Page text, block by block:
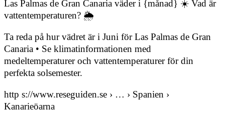
Las Palmas de Gran Canaria väder i {månad} ☀️ Vad är
vattentemperaturen? 🌦️
Ta reda på hur vädret är i Juni för Las Palmas de Gran
Canaria • Se klimatinformationen med
medeltemperaturer och vattentemperaturer för din
perfekta solsemester.
http s://www.reseguiden.se › … › Spanien ›
Kanarieöarna